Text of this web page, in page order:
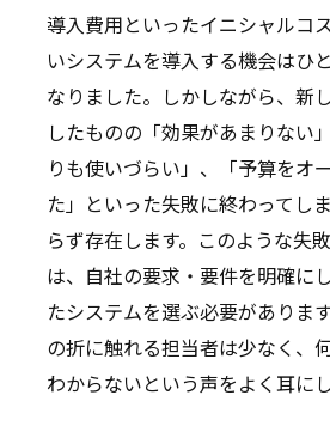
導入費用といったイニシャルコ
いシステムを導入する機会はひ
なりました。しかしながら、新
したものの「効果があまりない
りも使いづらい」、「予算をオ
た」といった失敗に終わってし
らず存在します。このような失
は、自社の要求・要件を明確に
たシステムを選ぶ必要がありま
の折に触れる担当者は少なく、
わからないという声をよく耳にし